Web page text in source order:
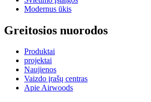
Modernus ūkis
Greitosios nuorodos
Produktai
projektai
Naujienos
Vaizdo įrašų centras
Apie Airwoods